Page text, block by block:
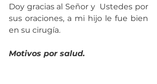
Doy gracias al Señor y  Ustedes por
sus oraciones, a mi hijo le fue bien
en su cirugía.
Motivos por salud.